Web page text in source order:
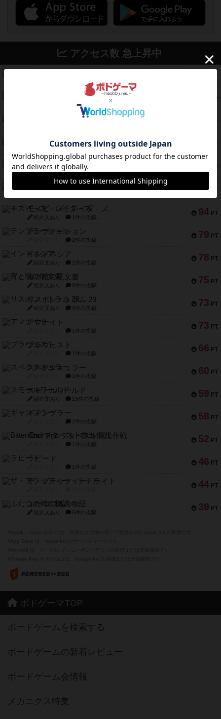
アクセス数 急上昇中
PT
1件の投稿
PT
無限まちがいさがし
2件の投稿
PT
ガルフストライク
PT
クルティボ
PT
1809
紹介文あり 1件の投稿
108 PT
ファースト・イン・フライト
94 PT
モズビ－ズ・レイダ－ズ
紹介文あり 1件の投稿
79 PT
テンプテーション
2件の投稿
78 PT
インドネシア
紹介文あり 2件の投稿
75 PT
宵と暁の呪文書
紹介文あり 8件の投稿
73 PT
リスボン・トラム 28
紹介文あり 9件の投稿
73 PT
アマナイト
1件の投稿
66 PT
ブラヴェスト
1件の投稿
60 PT
スペクタキュラー
1件の投稿
59 PT
スモールワールド
紹介文あり 13件の投稿
58 PT
ギャンブラー
2件の投稿
52 PT
Bitter End ブタペスト救出作戦
1件の投稿
46 PT
ラピード
1件の投稿
44 PT
ザ・フラッフィー・ライト
39 PT
ふたつの城の物語
紹介文あり 6件の投稿
ボドゲーマTOP
ボードゲームを検索する
ボードゲームの新着レビュー
ボードゲーム会情報
メカニクス特集